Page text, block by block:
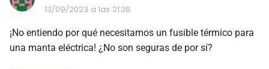
13/09/2023 a las 21:38
¡No entiendo por qué necesitamos un fusible térmico para
una manta eléctrica! ¿No son seguras de por sí?